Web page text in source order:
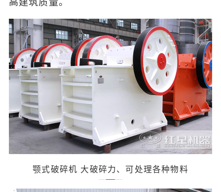
颚式破碎机 大破碎力、可处理各种物料